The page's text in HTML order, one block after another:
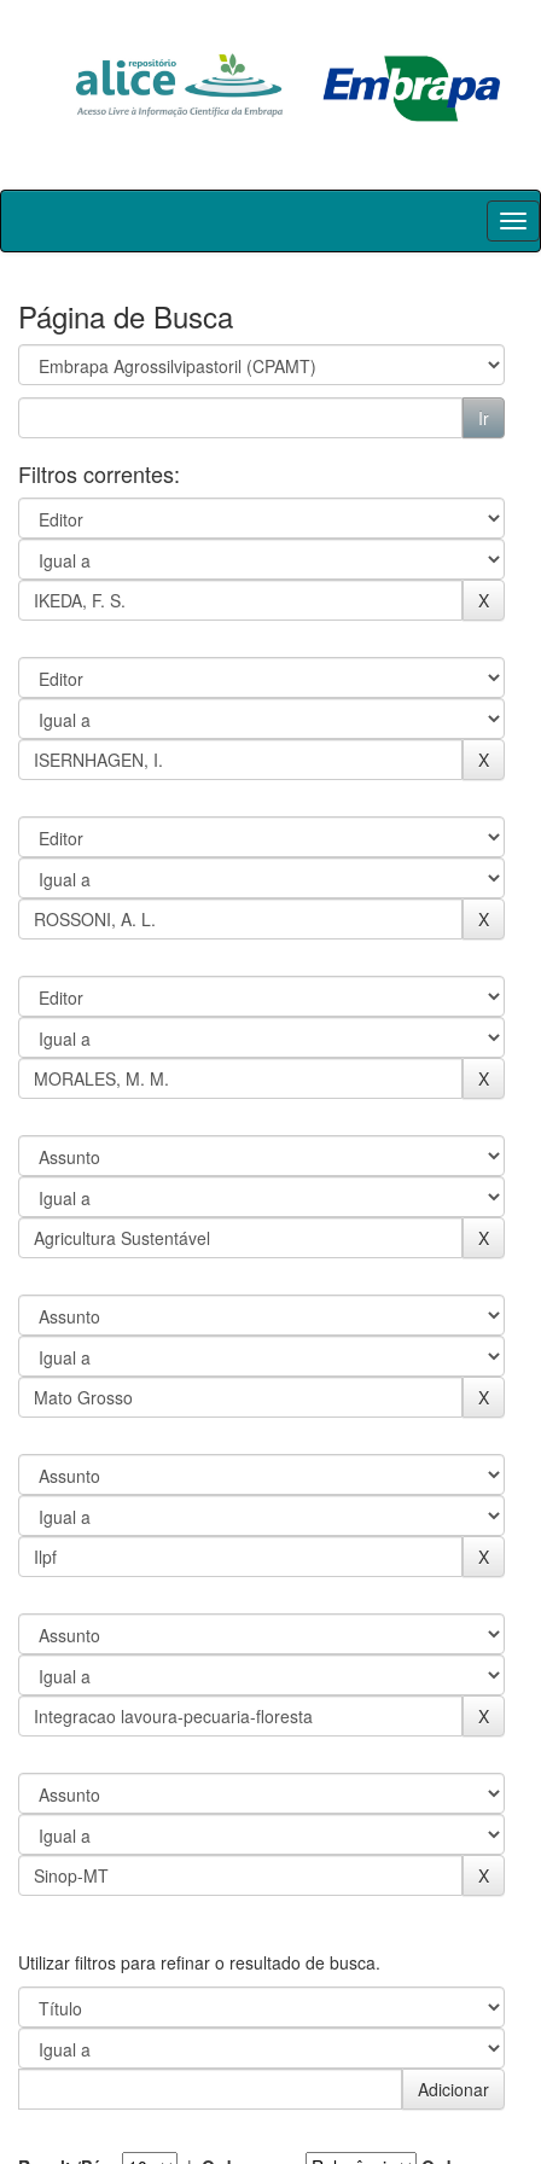
Skip
Página de Busca
Filtros correntes:
Utilizar filtros para refinar o resultado de busca.